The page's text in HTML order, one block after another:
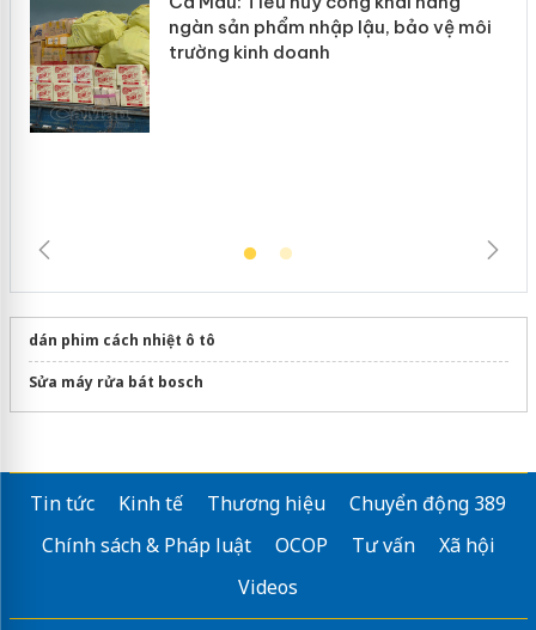
dán phim cách nhiệt ô tô
Sửa máy rửa bát bosch
Tin tức Kinh tế Thương hiệu
Chuyển động 389
Chính sách & Pháp luật
OCOP Tư vấn
Xã hội
Videos